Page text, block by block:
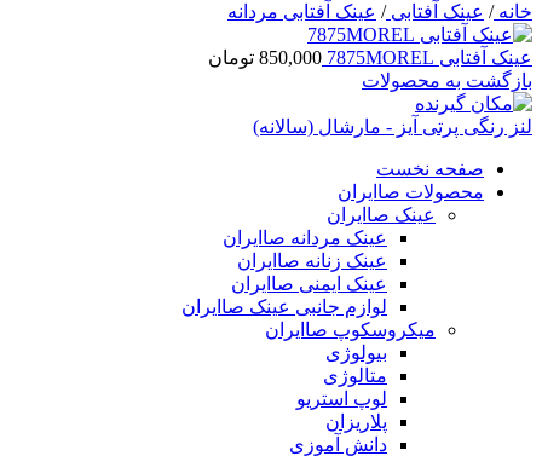
خانه/ عینک آفتابی/ عینک آفتابی مردانه
عینک آفتابی 7875MOREL 850,000 تومان
بازگشت به محصولات
لنز رنگی پرتی آیز - مارشال (سالانه)
صفحه نخست
محصولات صاایران
عینک صاایران
عینک مردانه صاایران
عینک زنانه صاایران
عینک ایمنی صاایران
لوازم جانبی عینک صاایران
میکروسکوپ صاایران
بیولوژی
متالوژی
لوپ استریو
پلاریزان
دانش آموزی